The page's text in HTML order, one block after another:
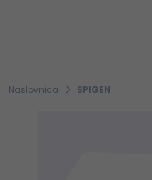
Naslovnica SPIGEN